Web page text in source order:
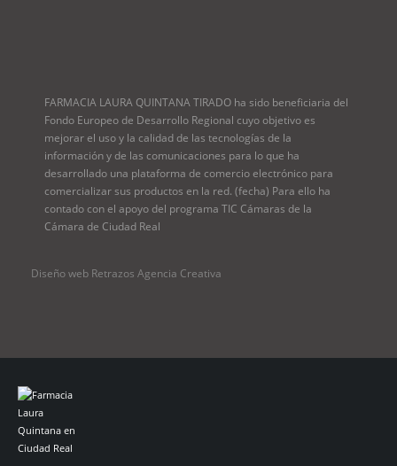
FARMACIA LAURA QUINTANA TIRADO ha sido beneficiaria del
Fondo Europeo de Desarrollo Regional cuyo objetivo es
mejorar el uso y la calidad de las tecnologías de la
información y de las comunicaciones para lo que ha
desarrollado una plataforma de comercio electrónico para
comercializar sus productos en la red. (fecha) Para ello ha
contado con el apoyo del programa TIC Cámaras de la
Cámara de Ciudad Real
Diseño web Retrazos Agencia Creativa